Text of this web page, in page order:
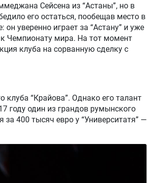
Сейсена из “Астаны”, но в
его остаться, пообещав место в
уверенно играет за “Астану” и уже
Чемпионату мира. На тот момент
клуба на сорванную сделку с
“Крайова”. Однако его талант
году один из грандов румынского
400 тысяч евро у “Университатя” —